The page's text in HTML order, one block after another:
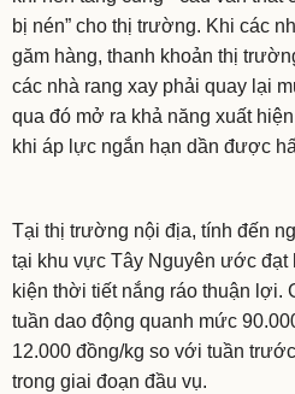
bị nén” cho thị trường. Khi các
găm hàng, thanh khoản thị
các nhà rang xay phải quay lại
qua đó mở ra khả năng xuất
khi áp lực ngắn hạn dần được
Tại thị trường nội địa, tính đến
tại khu vực Tây Nguyên ước đạt
kiện thời tiết nắng ráo thuận lợi.
tuần dao động quanh mức
12.000 đồng/kg so với tuần
trong giai đoạn đầu vụ.